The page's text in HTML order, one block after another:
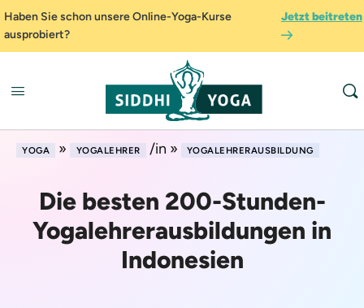
Haben Sie schon unsere Online-Yoga-Kurse
ausprobiert?
Jetzt beitreten
YOGA » YOGALEHRER /in » YOGALEHRERAUSBILDUNG
Die besten 200-Stunden-
Yogalehrerausbildungen in
Indonesien